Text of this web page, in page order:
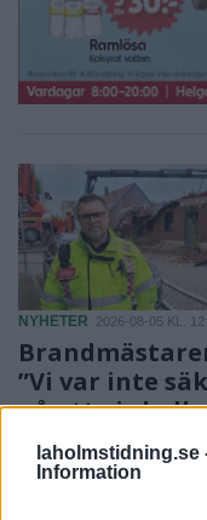
laholmstidning.se
Information
NYHETER 2026-08-05 KL.
”Vi var inte
på att vi skulle
lyckas”
Storbranden kunde ha